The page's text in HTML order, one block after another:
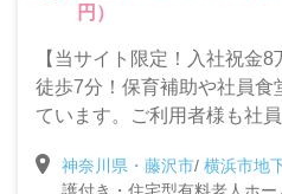
円）
【当サイト限定！入社祝金
徒歩7分！保育補助や社員食
ています。ご利用者様も社
神奈川県・藤沢市/ 横浜市地
護付き・住宅型有料老人ホー